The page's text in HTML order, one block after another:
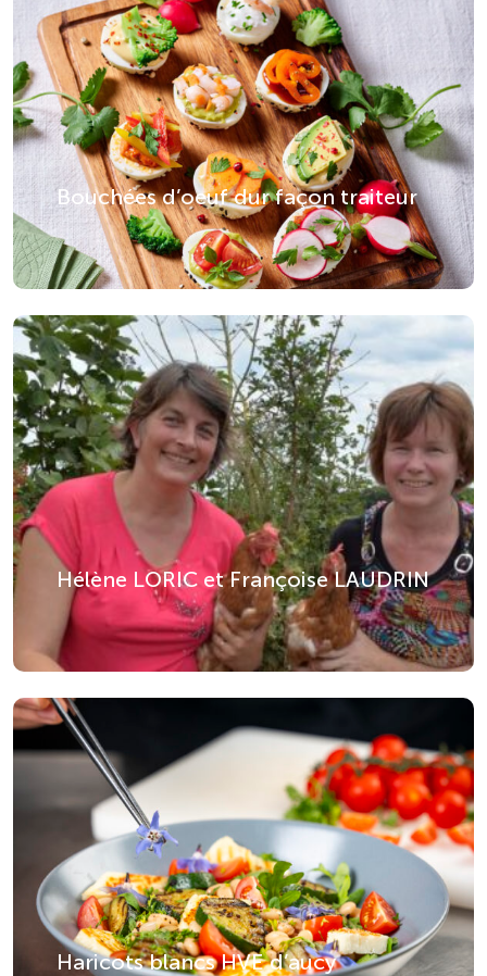
Bouchées d’oeuf dur façon traiteur
Hélène LORIC et Françoise LAUDRIN
Haricots blancs HVE d’aucy